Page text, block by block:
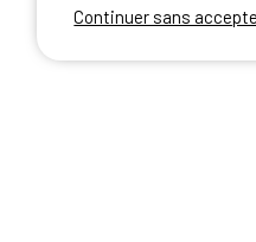
Continuer sans